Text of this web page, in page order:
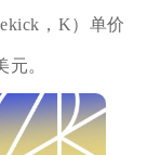
，K）单价
。